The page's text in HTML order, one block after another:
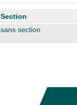
Section
sans section